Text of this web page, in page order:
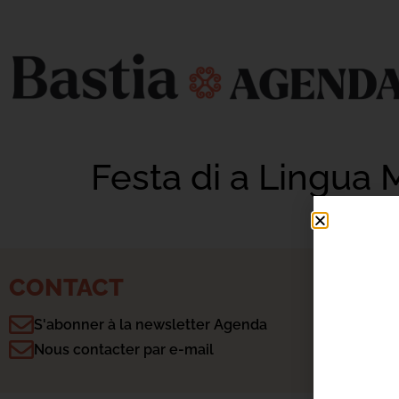
Festa di a Lingua
CONTACT
S'abonner à la newsletter Agenda
Nous contacter par e-mail